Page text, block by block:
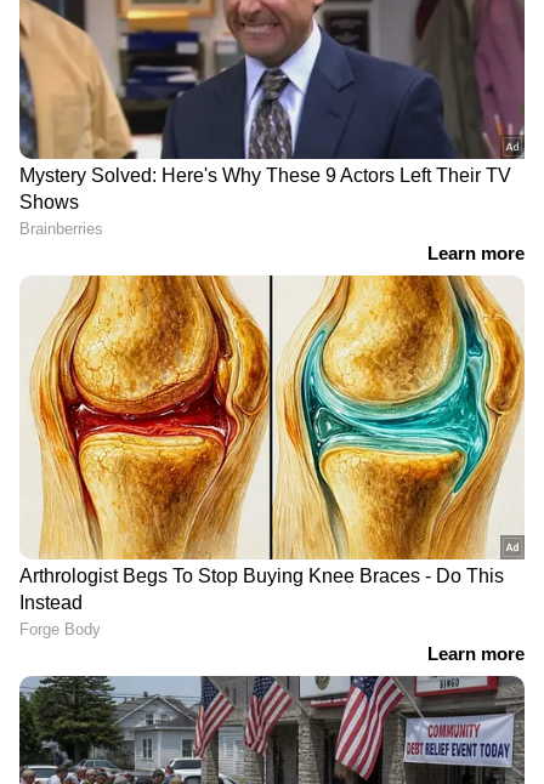
ഏത് സമയത്തും, എവിടെയും
വിശ്വസനീയമായ വാർത്തകൾ ലഭിക്കാൻ
Asianet News Malayalam
RECOMMENDED STORIES